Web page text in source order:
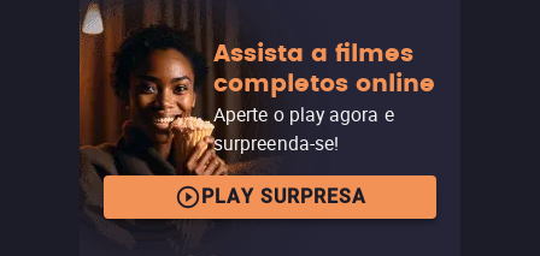
Assista a filmes
completos online
Aperte o play agora e
surpreenda-se!
PLAY SURPRESA